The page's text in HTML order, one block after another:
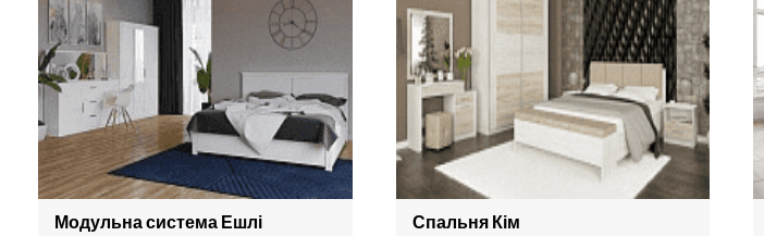
Модульна система Ешлі Спальня Кім